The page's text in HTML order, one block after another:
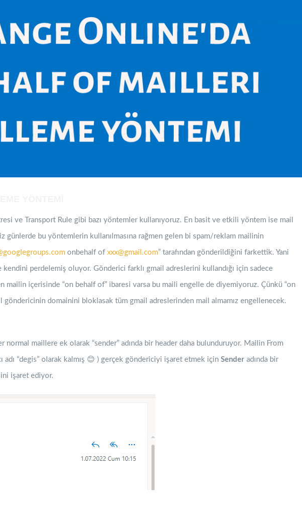
ve Transport Rule gibi bazı yöntemler kullanıyoruz. En basit ve etkili yöntem ise mail
bu yöntemlerin kullanılmasına rağmen gelen bi spam/reklam mailinin
onbehalf of xxx@gmail.com” tarafından gönderildiğini farkettik. Yani
kendini perdelemiş oluyor. Gönderici farklı gmail adreslerini kullandığı için sadece
içerisinde “on behalf of” ibaresi varsa bu maili engelle de diyemiyoruz. Çünkü “on
domainini bloklasak tüm gmail adreslerinden mail almamız engellenecek.
maillere ek olarak “sender” adında bir header daha bulunduruyor. Mailin From
adı “degis” olarak kalmış 😊 ) gerçek göndericiyi işaret etmek için Sender adında bir
işaret ediyor.